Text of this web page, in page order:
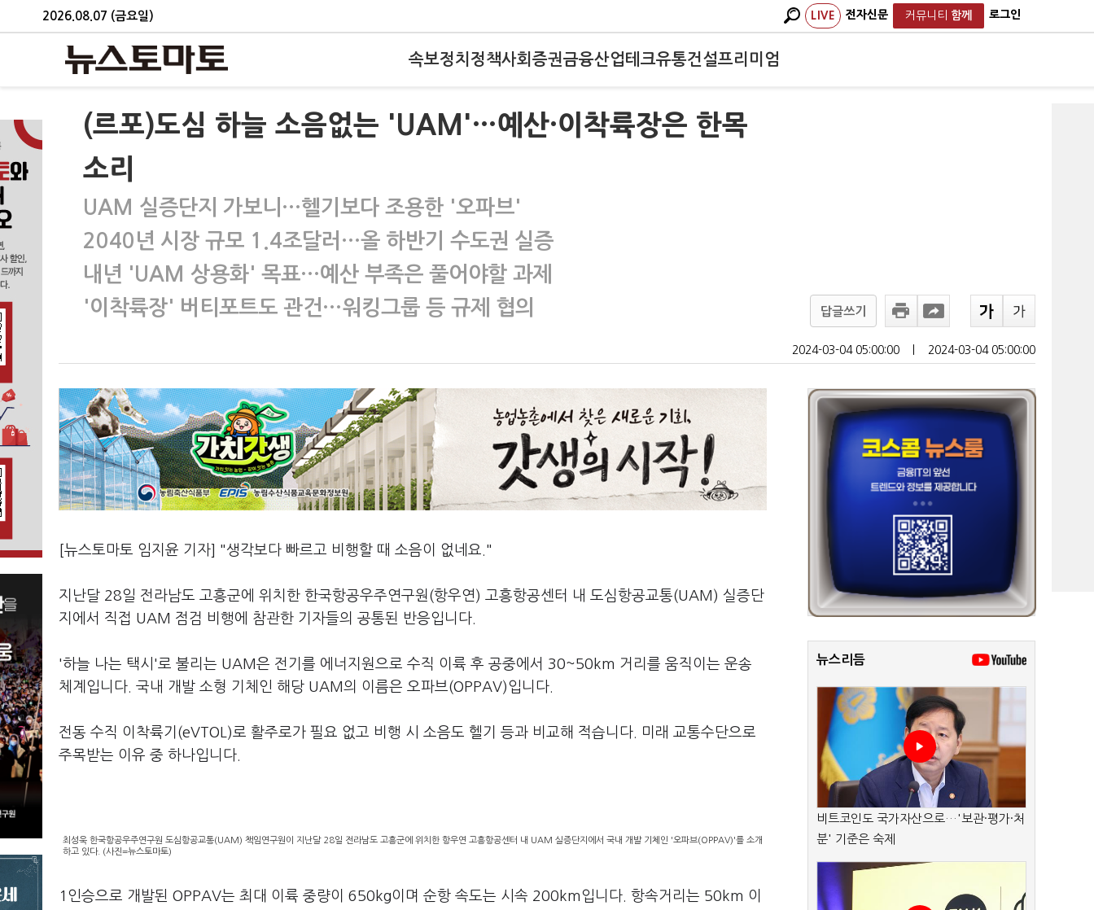
2026.08.07 (금요일) LIVE 전자신문 커뮤니티 함께 로그인
속보정치 정책사회 증권금융산업테크유통건설프리미엄
(르포)도심 하늘 소음없는 'UAM'…예산·이착륙장은 한목
소리
UAM 실증단지 가보니…헬기보다 조용한 '오파브'
2040년 시장 규모 1.4조달러…올 하반기 수도권 실증
내년 'UAM 상용화' 목표…예산 부족은 풀어야할 과제
'이착륙장' 버티포트도 관건…워킹그룹 등 규제 협의
답글쓰기
2024-03-04 05:00:00 2024-03-04 05:00:00
[뉴스토마토 임지윤 기자] "생각보다 빠르고 비행할 때 소음이 없네요."
지난달 28일 전라남도 고흥군에 위치한 한국항공우주연구원(항우연) 고흥항공센터 내 도심항공교통(UAM) 실증단
지에서 직접 UAM 점검 비행에 참관한 기자들의 공통된 반응입니다.
'하늘 나는 택시'로 불리는 UAM은 전기를 에너지원으로 수직 이륙 후 공중에서 30~50km 거리를 움직이는 운송
체계입니다. 국내 개발 소형 기체인 해당 UAM의 이름은 오파브(OPPAV)입니다.
전동 수직 이착륙기(eVTOL)로 활주로가 필요 없고 비행 시 소음도 헬기 등과 비교해 적습니다. 미래 교통수단으로
주목받는 이유 중 하나입니다.
최성욱 한국항공우주연구원 도심항공교통(UAM) 책임연구원이 지난달 28일 전라남도 고흥군에 위치한 항우연 고흥항공센터 내 UAM 실증단지에서 국내 개발 기체인 '오파브(OPPAV)'를 소개
하고 있다. (사진=뉴스토마토)
1인승으로 개발된 OPPAV는 최대 이륙 중량이 650kg이며 순항 속도는 시속 200km입니다. 항속거리는 50km 이
뉴스리듬
비트코인도 국가자산으로…'보관·평가·처
분' 기준은 숙제